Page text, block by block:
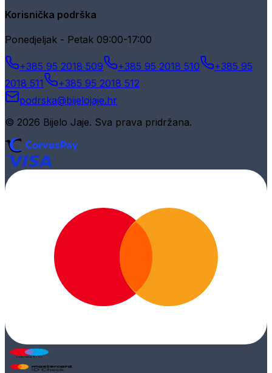
Korisnička podrška
Ponedjeljak - Petak 09:00-17:00
+385 95 2018 509 +385 95 2018 510
+385 95
2018 511
+385 95 2018 512
podrska@bijelojaje.hr
© 2026 Bijelo Jaje. Sva prava pridržana.